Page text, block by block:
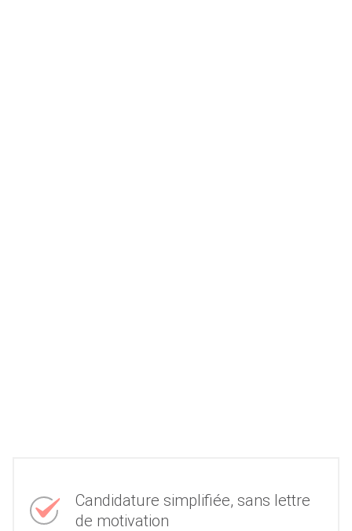
Candidature simplifiée, sans lettre
de motivation